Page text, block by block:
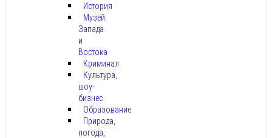
История
Музей
Запада
и
Востока
Криминал
Культура,
шоу-
бизнес
Образование
Природа,
погода,